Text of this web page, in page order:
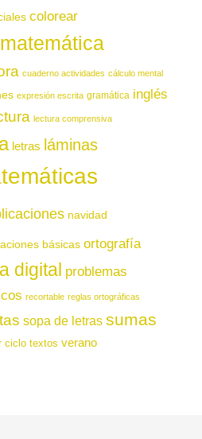
colorear
cuaderno actividades cálculo mental
expresión escrita gramática inglés
lectura comprensiva
letras láminas
navidad
básicas ortografía
digital problemas
recortable reglas ortográficas
sopa de letras sumas
ciclo textos verano